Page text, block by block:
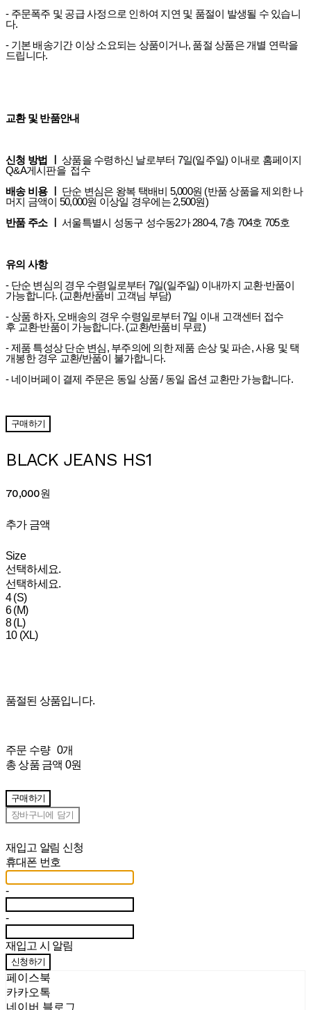
- 주문폭주 및 공급 사정으로 인하여 지연 및 품절이 발생될 수 있습니
다.
- 기본 배송기간 이상 소요되는 상품이거나, 품절 상품은 개별 연락을
드립니다.
교환 및 반품안내
신청 방법 ㅣ 상품을 수령하신 날로부터 7일(일주일) 이내로 홈페이지
Q&A게시판을 접수
배송 비용 ㅣ
단순 변심은 왕복 택배비 5,000원 (반품 상품을 제외한 나
머지 금액이 50,000원 이상일 경우에는 2,500원)
반품 주소 ㅣ 서울특별시 성동구 성수동2가 280-4, 7층 704호 705호
유의 사항
- 단순 변심의 경우 수령일로부터 7일(일주일) 이내까지 교환∙반품이
가능합니다. (교환/반품비 고객님 부담)
- 상품 하자, 오배송의 경우 수령일로부터 7일 이내 고객센터 접수
후 교환∙반품이 가능합니다. (교환/반품비 무료)
- 제품 특성상 단순 변심, 부주의에 의한 제품 손상 및 파손, 사용 및 택
개봉한 경우 교환/반품이 불가합니다.
- 네이버페이 결제 주문은 동일 상품 / 동일 옵션 교환만 가능합니다.
구매하기
BLACK JEANS HS1
70,000원
추가 금액
Size
선택하세요.
선택하세요.
4 (S)
6 (M)
8 (L)
10 (XL)
품절된 상품입니다.
주문 수량 0개
총 상품 금액 0원
구매하기
장바구니에 담기
재입고 알림 신청
휴대폰 번호
-
-
재입고 시 알림
신청하기
페이스북
카카오톡
네이버 블로그